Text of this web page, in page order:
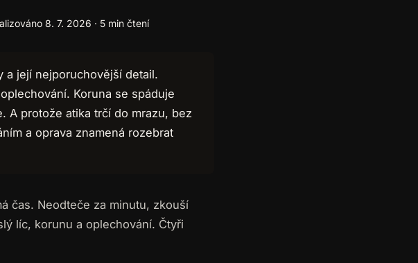
8. 7. 2026 · 5 min čtení
a její nejporuchovější detail.
Koruna se spáduje
A protože atika trčí do mrazu, bez
a oprava znamená rozebrat
čas. Neodteče za minutu, zkouší
líc, korunu a oplechování. Čtyři